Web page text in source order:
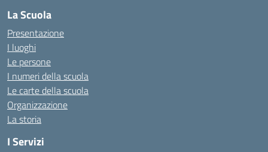
La Scuola
Presentazione
I luoghi
Le persone
I numeri della scuola
Le carte della scuola
Organizzazione
La storia
I Servizi